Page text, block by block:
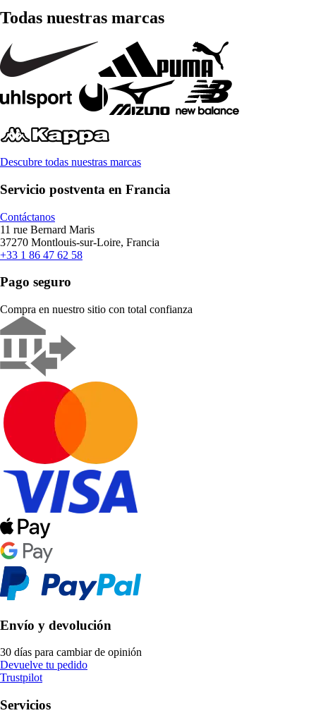
Todas nuestras marcas
Descubre todas nuestras marcas
Servicio postventa en Francia
Contáctanos
11 rue Bernard Maris
37270 Montlouis-sur-Loire, Francia
+33 1 86 47 62 58
Pago seguro
Compra en nuestro sitio con total confianza
Envío y devolución
30 días para cambiar de opinión
Devuelve tu pedido
Trustpilot
Servicios